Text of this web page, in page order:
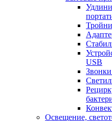
USB
Освещение,